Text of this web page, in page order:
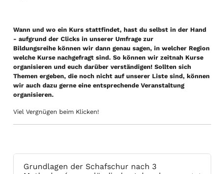
Wann und wo ein Kurs stattfindet, hast du selbst in der Hand
- aufgrund der Clicks in unserer Umfrage zur
Bildungsreihe können wir dann genau sagen, in welcher Region
welche Kurse nachgefragt sind. So können wir zeitnah Kurse
organisieren und euch darüber verständigen! Sollten sich
Themen ergeben, die noch nicht auf unserer Liste sind, können
wir auch dazu gerne eine entsprechende Veranstaltung
organisieren.
Viel Vergnügen beim Klicken!
Grundlagen der Schafschur nach 3